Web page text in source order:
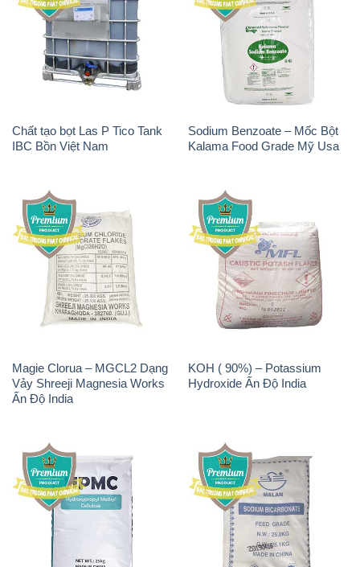
Chất tạo bọt Las P Tico Tank
IBC Bồn Việt Nam
Sodium Benzoate – Mốc Bột
Kalama Food Grade Mỹ Usa
Magie Clorua – MGCL2 Dạng
Vảy Shreeji Magnesia Works
Ấn Độ India
KOH ( 90%) – Potassium
Hydroxide Ấn Độ India